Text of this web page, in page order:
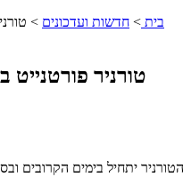
בית > חדשות ועדכונים >
טורניר פורטנייט
הטורניר יתחיל בימים הקרובים